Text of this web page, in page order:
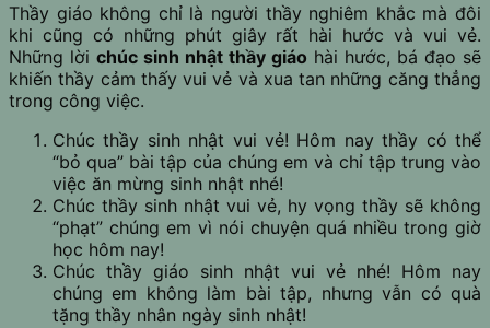
Thầy giáo không chỉ là người thầy nghiêm khắc mà đôi
khi cũng có những phút giây rất hài hước và vui vẻ.
Những lời chúc sinh nhật thầy giáo hài hước, bá đạo sẽ
khiến thầy cảm thấy vui vẻ và xua tan những căng thẳng
trong công việc.
Chúc thầy sinh nhật vui vẻ! Hôm nay thầy có thể
“bỏ qua” bài tập của chúng em và chỉ tập trung vào
việc ăn mừng sinh nhật nhé!
Chúc thầy sinh nhật vui vẻ, hy vọng thầy sẽ không
“phạt” chúng em vì nói chuyện quá nhiều trong giờ
học hôm nay!
Chúc thầy giáo sinh nhật vui vẻ nhé! Hôm nay
chúng em không làm bài tập, nhưng vẫn có quà
tặng thầy nhân ngày sinh nhật!